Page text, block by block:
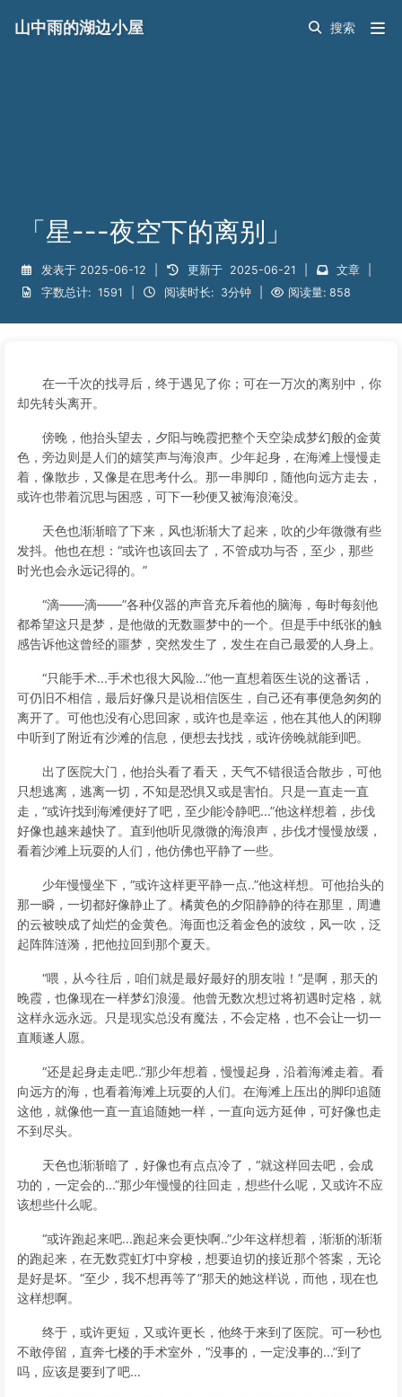
「星---夜空下的离别」
发表于 2025-06-12 更新于 2025-06-21 文章
字数总计: 1591 阅读时长: 3分钟 阅读量: 858
山中雨的湖边小屋
在一千次的找寻后，终于遇见了你；可在一万次的离别中，你
却先转头离开。
傍晚，他抬头望去，夕阳与晚霞把整个天空染成梦幻般的金黄
色，旁边则是人们的嬉笑声与海浪声。少年起身，在海滩上慢慢走
着，像散步，又像是在思考什么。那一串脚印，随他向远方走去，
或许也带着沉思与困惑，可下一秒便又被海浪淹没。
天色也渐渐暗了下来，风也渐渐大了起来，吹的少年微微有些
发抖。他也在想：“或许也该回去了，不管成功与否，至少，那些
时光也会永远记得的。”
“滴——滴——”各种仪器的声音充斥着他的脑海，每时每刻他
都希望这只是梦，是他做的无数噩梦中的一个。但是手中纸张的触
感告诉他这曾经的噩梦，突然发生了，发生在自己最爱的人身上。
“只能手术...手术也很大风险...”他一直想着医生说的这番话，
可仍旧不相信，最后好像只是说相信医生，自己还有事便急匆匆的
离开了。可他也没有心思回家，或许也是幸运，他在其他人的闲聊
中听到了附近有沙滩的信息，便想去找找，或许傍晚就能到吧。
出了医院大门，他抬头看了看天，天气不错很适合散步，可他
只想逃离，逃离一切，不知是恐惧又或是害怕。只是一直走一直
走，“或许找到海滩便好了吧，至少能冷静吧...”他这样想着，步伐
好像也越来越快了。直到他听见微微的海浪声，步伐才慢慢放缓，
看着沙滩上玩耍的人们，他仿佛也平静了一些。
少年慢慢坐下，“或许这样更平静一点..”他这样想。可他抬头的
那一瞬，一切都好像静止了。橘黄色的夕阳静静的待在那里，周遭
的云被映成了灿烂的金黄色。海面也泛着金色的波纹，风一吹，泛
起阵阵涟漪，把他拉回到那个夏天。
“喂，从今往后，咱们就是最好最好的朋友啦！”是啊，那天的
晚霞，也像现在一样梦幻浪漫。他曾无数次想过将初遇时定格，就
这样永远永远。只是现实总没有魔法，不会定格，也不会让一切一
直顺遂人愿。
“还是起身走走吧..”那少年想着，慢慢起身，沿着海滩走着。看
向远方的海，也看着海滩上玩耍的人们。在海滩上压出的脚印追随
这他，就像他一直一直追随她一样，一直向远方延伸，可好像也走
不到尽头。
天色也渐渐暗了，好像也有点点冷了，“就这样回去吧，会成
功的，一定会的...”那少年慢慢的往回走，想些什么呢，又或许不应
该想些什么呢。
“或许跑起来吧...跑起来会更快啊..”少年这样想着，渐渐的渐渐
的跑起来，在无数霓虹灯中穿梭，想要迫切的接近那个答案，无论
是好是坏。“至少，我不想再等了”那天的她这样说，而他，现在也
这样想啊。
终于，或许更短，又或许更长，他终于来到了医院。可一秒也
不敢停留，直奔七楼的手术室外，“没事的，一定没事的...”到了
吗，应该是要到了吧...